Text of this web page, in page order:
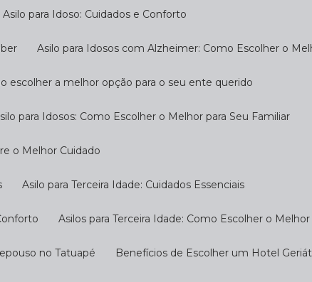
Asilo para Idoso: Cuidados e Conforto
Asilo para Idosos com Alzheimer: Como Escolher o
escolher a melhor opção para o seu ente querido
Asilo para Idosos: Como Escolher o Melhor para Seu Familiar
o Melhor Cuidado
Asilo para Terceira Idade: Cuidados Essenciais
Asilos para Terceira Idade: Como Escolher o Melhor
no Tatuapé Benefícios de Escolher um Hotel